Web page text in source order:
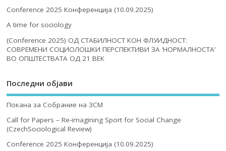
Conference 2025 Конференција (10.09.2025)
A time for sociology
(Conference 2025) ОД СТАБИЛНОСТ КОН ФЛУИДНОСТ:
СОВРЕМЕНИ СОЦИОЛОШКИ ПЕРСПЕКТИВИ ЗА ‘НОРМАЛНОСТА’
ВО ОПШТЕСТВАТА ОД 21 ВЕК
Последни објави
Покана за Собрание на ЗСМ
Call for Papers – Re-imagining Sport for Social Change
(CzechSociological Review)
Conference 2025 Конференција (10.09.2025)